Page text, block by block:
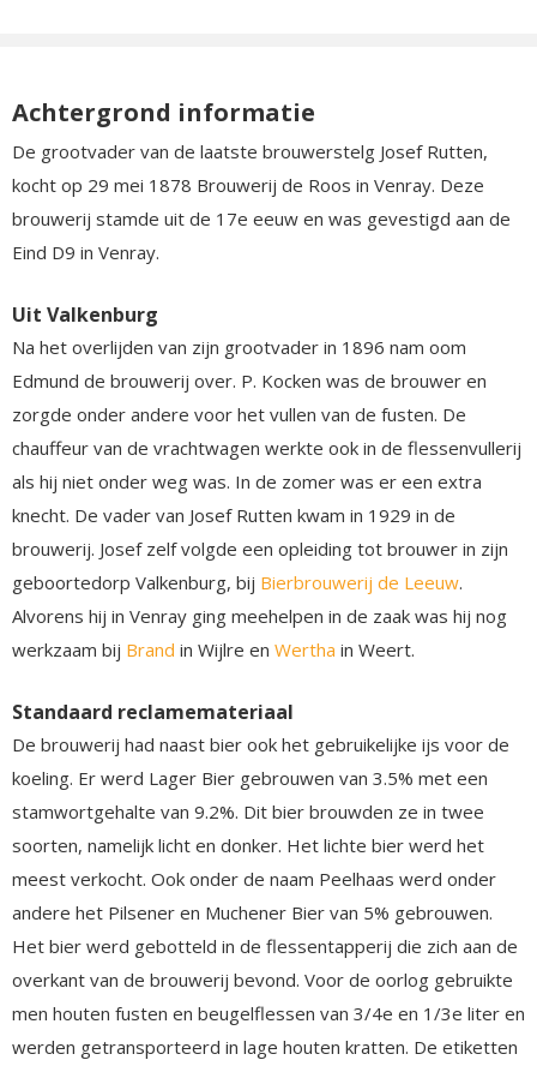
Achtergrond informatie
De grootvader van de laatste brouwerstelg Josef Rutten,
kocht op 29 mei 1878 Brouwerij de Roos in Venray. Deze
brouwerij stamde uit de 17e eeuw en was gevestigd aan de
Eind D9 in Venray.
Uit Valkenburg
Na het overlijden van zijn grootvader in 1896 nam oom
Edmund de brouwerij over. P. Kocken was de brouwer en
zorgde onder andere voor het vullen van de fusten. De
chauffeur van de vrachtwagen werkte ook in de flessenvullerij
als hij niet onder weg was. In de zomer was er een extra
knecht. De vader van Josef Rutten kwam in 1929 in de
brouwerij. Josef zelf volgde een opleiding tot brouwer in zijn
geboortedorp Valkenburg, bij Bierbrouwerij de Leeuw.
Alvorens hij in Venray ging meehelpen in de zaak was hij nog
werkzaam bij Brand in Wijlre en Wertha in Weert.
Standaard reclamemateriaal
De brouwerij had naast bier ook het gebruikelijke ijs voor de
koeling. Er werd Lager Bier gebrouwen van 3.5% met een
stamwortgehalte van 9.2%. Dit bier brouwden ze in twee
soorten, namelijk licht en donker. Het lichte bier werd het
meest verkocht. Ook onder de naam Peelhaas werd onder
andere het Pilsener en Muchener Bier van 5% gebrouwen.
Het bier werd gebotteld in de flessentapperij die zich aan de
overkant van de brouwerij bevond. Voor de oorlog gebruikte
men houten fusten en beugelflessen van 3/4e en 1/3e liter en
werden getransporteerd in lage houten kratten. De etiketten